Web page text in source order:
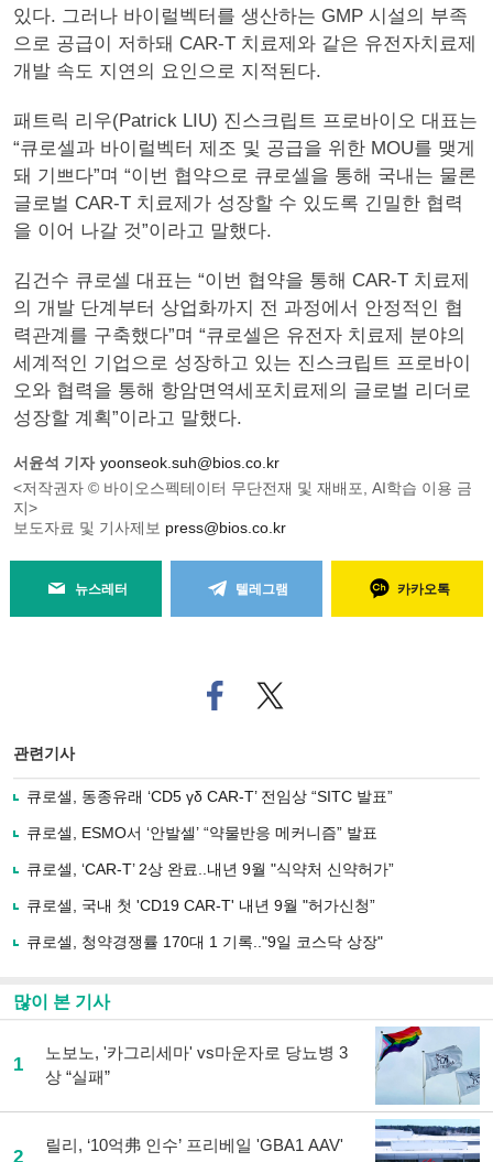
있다. 그러나 바이럴벡터를 생산하는 GMP 시설의 부족
으로 공급이 저하돼 CAR-T 치료제와 같은 유전자치료제
개발 속도 지연의 요인으로 지적된다.
패트릭 리우(Patrick LIU) 진스크립트 프로바이오 대표는
“큐로셀과 바이럴벡터 제조 및 공급을 위한 MOU를 맺게
돼 기쁘다”며 “이번 협약으로 큐로셀을 통해 국내는 물론
글로벌 CAR-T 치료제가 성장할 수 있도록 긴밀한 협력
을 이어 나갈 것”이라고 말했다.
김건수 큐로셀 대표는 “이번 협약을 통해 CAR-T 치료제
의 개발 단계부터 상업화까지 전 과정에서 안정적인 협
력관계를 구축했다”며 “큐로셀은 유전자 치료제 분야의
세계적인 기업으로 성장하고 있는 진스크립트 프로바이
오와 협력을 통해 항암면역세포치료제의 글로벌 리더로
성장할 계획”이라고 말했다.
서윤석 기자 yoonseok.suh@bios.co.kr
<저작권자 © 바이오스펙테이터 무단전재 및 재배포, AI학습 이용 금
지>
보도자료 및 기사제보 press@bios.co.kr
뉴스레터 텔레그램 카카오톡
페
이
로
사
유
기
트위
터로
관련기사
큐로셀, 동종유래 ‘CD5 γδ CAR-T’ 전임상 “SITC 발표”
큐로셀, ESMO서 ‘안발셀’ “약물반응 메커니즘” 발표
큐로셀, ‘CAR-T’ 2상 완료..내년 9월 "식약처 신약허가”
큐로셀, 국내 첫 'CD19 CAR-T' 내년 9월 "허가신청”
큐로셀, 청약경쟁률 170대 1 기록.."9일 코스닥 상장"
많이 본 기사
1
노보노, '카그리세마' vs마운자로 당뇨병 3
상 “실패”
2
릴리, ‘10억弗 인수’ 프리베일 'GBA1 AAV'